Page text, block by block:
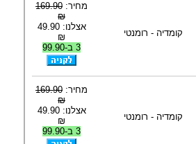
קומדיה - רומנטי
מחיר: 169.90
₪
אצלנו: 49.90
₪
3 ב-99.90
קומדיה - רומנטי
מחיר: 169.90
₪
אצלנו: 49.90
₪
3 ב-99.90